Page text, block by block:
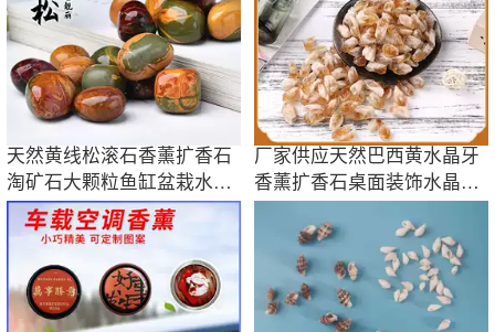
天然黄线松滚石香薰扩香石
淘矿石大颗粒鱼缸盆栽水晶
石
厂家供应天然巴西黄水晶牙
香薰扩香石桌面装饰水晶原
石盆栽造景